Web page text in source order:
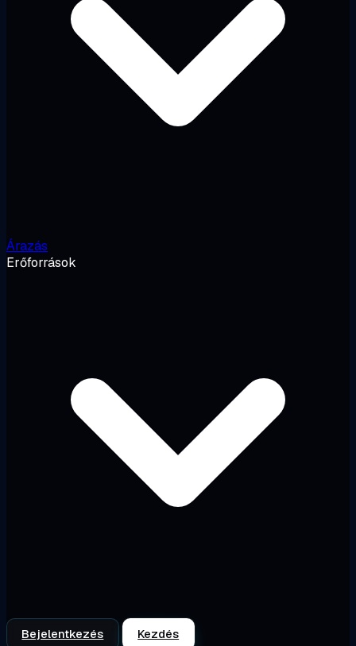
Árazás
Erőforrások
Bejelentkezés Kezdés